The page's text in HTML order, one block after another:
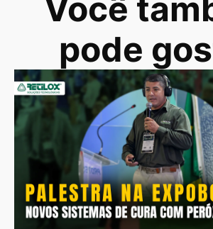
Você
pode